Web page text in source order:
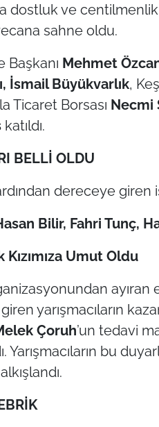
dostluk ve
sahne oldu.
Başkanı Mehmet
İsmail Büyükvarlık,
Ticaret Borsası Necmi
katıldı.
BELLİ OLDU
dereceye giren
Bilir, Fahri Tunç,
Umut Oldu
yarışmacıların
Çoruh’un tedavi
Yarışmacıların bu